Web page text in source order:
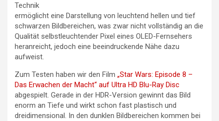
Technik
ermöglicht eine Darstellung von leuchtend hellen und tief
schwarzen Bildbereichen, was zwar nicht vollständig an die
Qualität selbstleuchtender Pixel eines OLED-Fernsehers
heranreicht, jedoch eine beeindruckende Nähe dazu
aufweist.
Zum Testen haben wir den Film „Star Wars: Episode 8 –
Das Erwachen der Macht“ auf Ultra HD Blu-Ray Disc
abgespielt. Gerade in der HDR-Version gewinnt das Bild
enorm an Tiefe und wirkt schon fast plastisch und
dreidimensional. In den dunklen Bildbereichen kommen bei